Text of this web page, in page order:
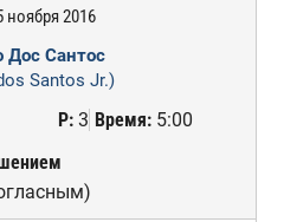
ноября 2016
Дос Сантос
Santos Jr.)
Р:3 Время:5:00